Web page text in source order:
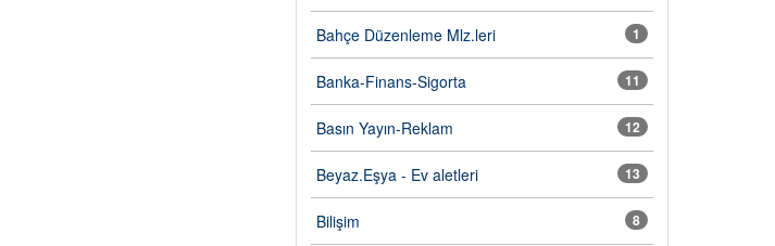
Bahçe Düzenleme Mlz.leri 1
Banka-Finans-Sigorta 11
Basın Yayın-Reklam 12
Beyaz.Eşya - Ev aletleri 13
Bilişim 8